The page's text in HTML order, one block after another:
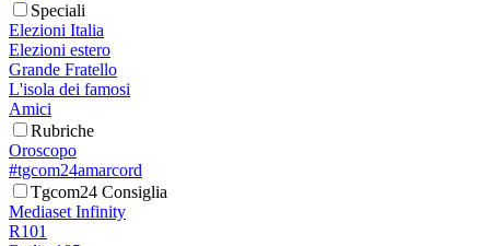
Speciali
Elezioni Italia
Elezioni estero
Grande Fratello
L'isola dei famosi
Amici
Rubriche
Oroscopo
#tgcom24amarcord
Tgcom24 Consiglia
Mediaset Infinity
R101